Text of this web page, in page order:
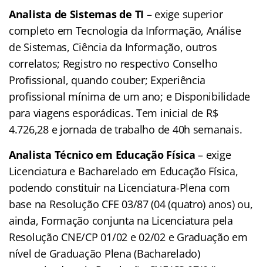
Analista de Sistemas de TI – exige superior
completo em Tecnologia da Informação, Análise
de Sistemas, Ciência da Informação, outros
correlatos; Registro no respectivo Conselho
Profissional, quando couber; Experiência
profissional mínima de um ano; e Disponibilidade
para viagens esporádicas. Tem inicial de R$
4.726,28 e jornada de trabalho de 40h semanais.
Analista Técnico em Educação Física – exige
Licenciatura e Bacharelado em Educação Física,
podendo constituir na Licenciatura-Plena com
base na Resolução CFE 03/87 (04 (quatro) anos) ou,
ainda, Formação conjunta na Licenciatura pela
Resolução CNE/CP 01/02 e 02/02 e Graduação em
nível de Graduação Plena (Bacharelado)